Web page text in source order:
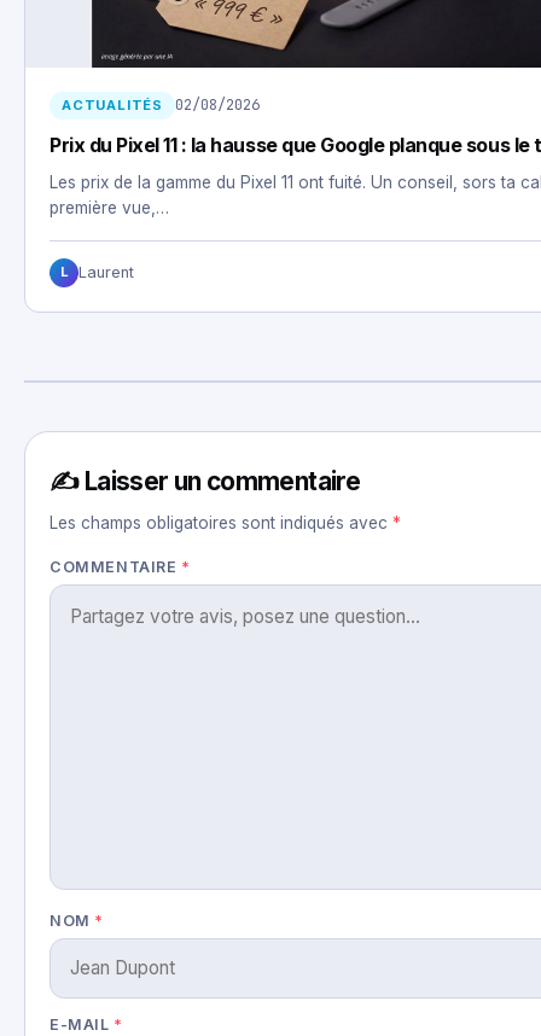
ACTUALITÉS 02/08/2026
Prix du Pixel 11 : la hausse que Google planque sous le
Les prix de la gamme du Pixel 11 ont fuité. Un conseil, sors ta
première vue,…
L Laurent
✍️ Laisser un commentaire
Les champs obligatoires sont indiqués avec *
COMMENTAIRE *
NOM *
E-MAIL *